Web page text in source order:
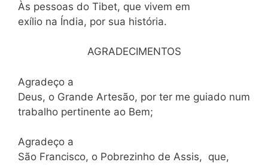
Às pessoas do Tibet, que vivem em
exílio na Índia, por sua história.
AGRADECIMENTOS
Agradeço a
Deus, o Grande Artesão, por ter me guiado num
trabalho pertinente ao Bem;
Agradeço a
São Francisco, o Pobrezinho de Assis, que,